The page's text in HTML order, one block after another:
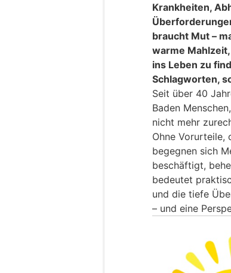
Krankheiten,
braucht Mut –
warme
ins Leben zu
Schlagworten,
Seit über 40
Baden
nicht mehr
Ohne Vorurteile,
begegnen sich
beschäftigt,
bedeutet
und die tiefe
– und eine